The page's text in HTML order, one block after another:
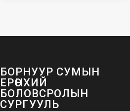
БОРНУУР СУМЫН
ЕРӨНХИЙ
БОЛОВСРОЛЫН
СУРГУУЛЬ